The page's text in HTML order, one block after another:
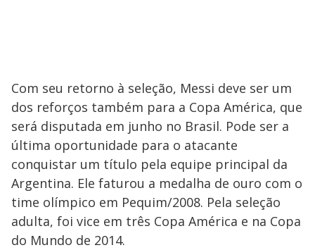
Com seu retorno à seleção, Messi deve ser um
dos reforços também para a Copa América, que
será disputada em junho no Brasil. Pode ser a
última oportunidade para o atacante
conquistar um título pela equipe principal da
Argentina. Ele faturou a medalha de ouro com o
time olímpico em Pequim/2008. Pela seleção
adulta, foi vice em três Copa América e na Copa
do Mundo de 2014.